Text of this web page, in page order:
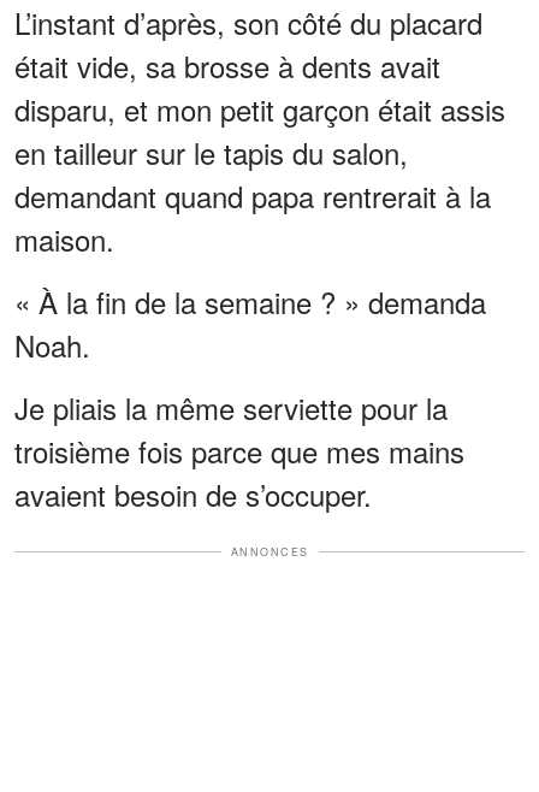
L’instant d’après, son côté du placard
était vide, sa brosse à dents avait
disparu, et mon petit garçon était assis
en tailleur sur le tapis du salon,
demandant quand papa rentrerait à la
maison.
« À la fin de la semaine ? » demanda
Noah.
Je pliais la même serviette pour la
troisième fois parce que mes mains
avaient besoin de s’occuper.
ANNONCES